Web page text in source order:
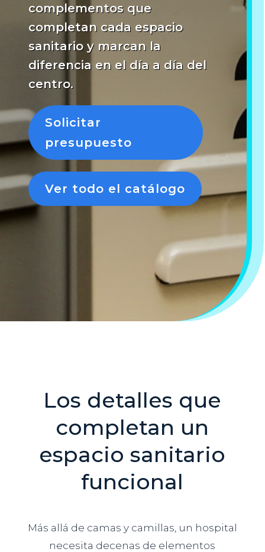
complementos que
completan cada espacio
sanitario y marcan la
diferencia en el día a día del
centro.
Solicitar
presupuesto
Ver todo el catálogo
Los detalles que
completan un
espacio sanitario
funcional
Más allá de camas y camillas, un hospital
necesita decenas de elementos